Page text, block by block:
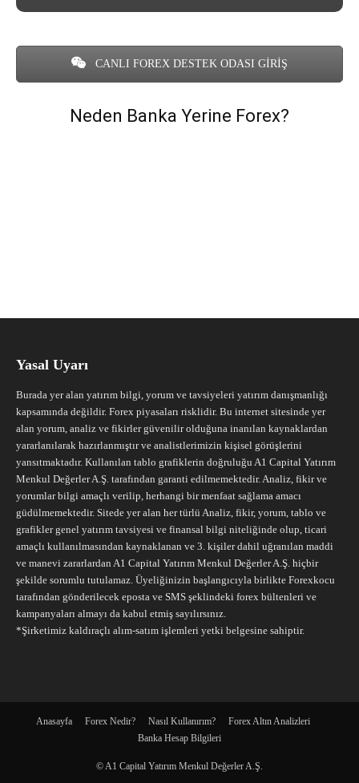
CANLI FOREX DESTEK ODASI GİRİŞ
Neden Banka Yerine Forex?
Yasal Uyarı
Burada yer alan yatırım bilgi, yorum ve tavsiyeleri yatırım danışmanlığı
kapsamında değildir. Forex piyasaları risklidir. Bu internet sitesinde yer
alan yorum, analiz ve fikirler güvenilir olduğuna inanılan kaynaklardan
yararlanılarak hazırlanmıştır ve analistlerimizin kişisel görüşlerini
yansıtmaktadır. Kullanılan tablo grafiklerin doğruluğu A1 Capital Yatırım
Menkul Değerler A.Ş. tarafından garanti edilmemektedir. Analiz, fikir ve
yorumlar bilgi amaçlı verilip, herhangi bir menfaat sağlama amacı
güdülmemektedir. Sitede yer alan her türlü Analiz, fikir, yorum, tablo ve
grafikler genel yatırım tavsiyesi ve finansal bilgi niteliğinde olup, ticari
amaçlı kullanılmasından kaynaklanan ve 3. kişiler dahil uğranılan maddi
ve manevi zararlardan A1 Capital Yatırım Menkul Değerler A.Ş. hiçbir
şekilde sorumlu tutulamaz. Üyeliğinizin başlangıcıyla birlikte Forexkocu
tarafından gönderilecek eposta ve SMS şeklindeki forex bültenleri ve
kampanyaları almayı da kabul etmiş sayılırsınız.
*Şirketimiz kaldıraçlı alım-satım işlemleri yetki belgesine sahiptir.
Anasayfa Forex Nedir? Nasıl Kullanırım?
Forex Altın Analizleri
Banka Hesap Bilgileri
© A1 Capital Yatırım Menkul Değerler A.Ş.